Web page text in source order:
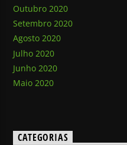
Outubro 2020
Setembro 2020
Agosto 2020
Julho 2020
Junho 2020
Maio 2020
CATEGORIAS